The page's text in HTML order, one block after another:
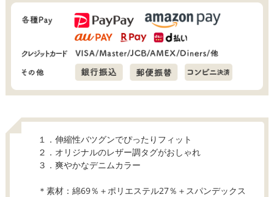
１．伸縮性バツグンでぴったりフィット
２．オリジナルのレザー調タグがおしゃれ
３．爽やかなデニムカラー
＊素材：綿69％＋ポリエステル27％＋スパンデックス